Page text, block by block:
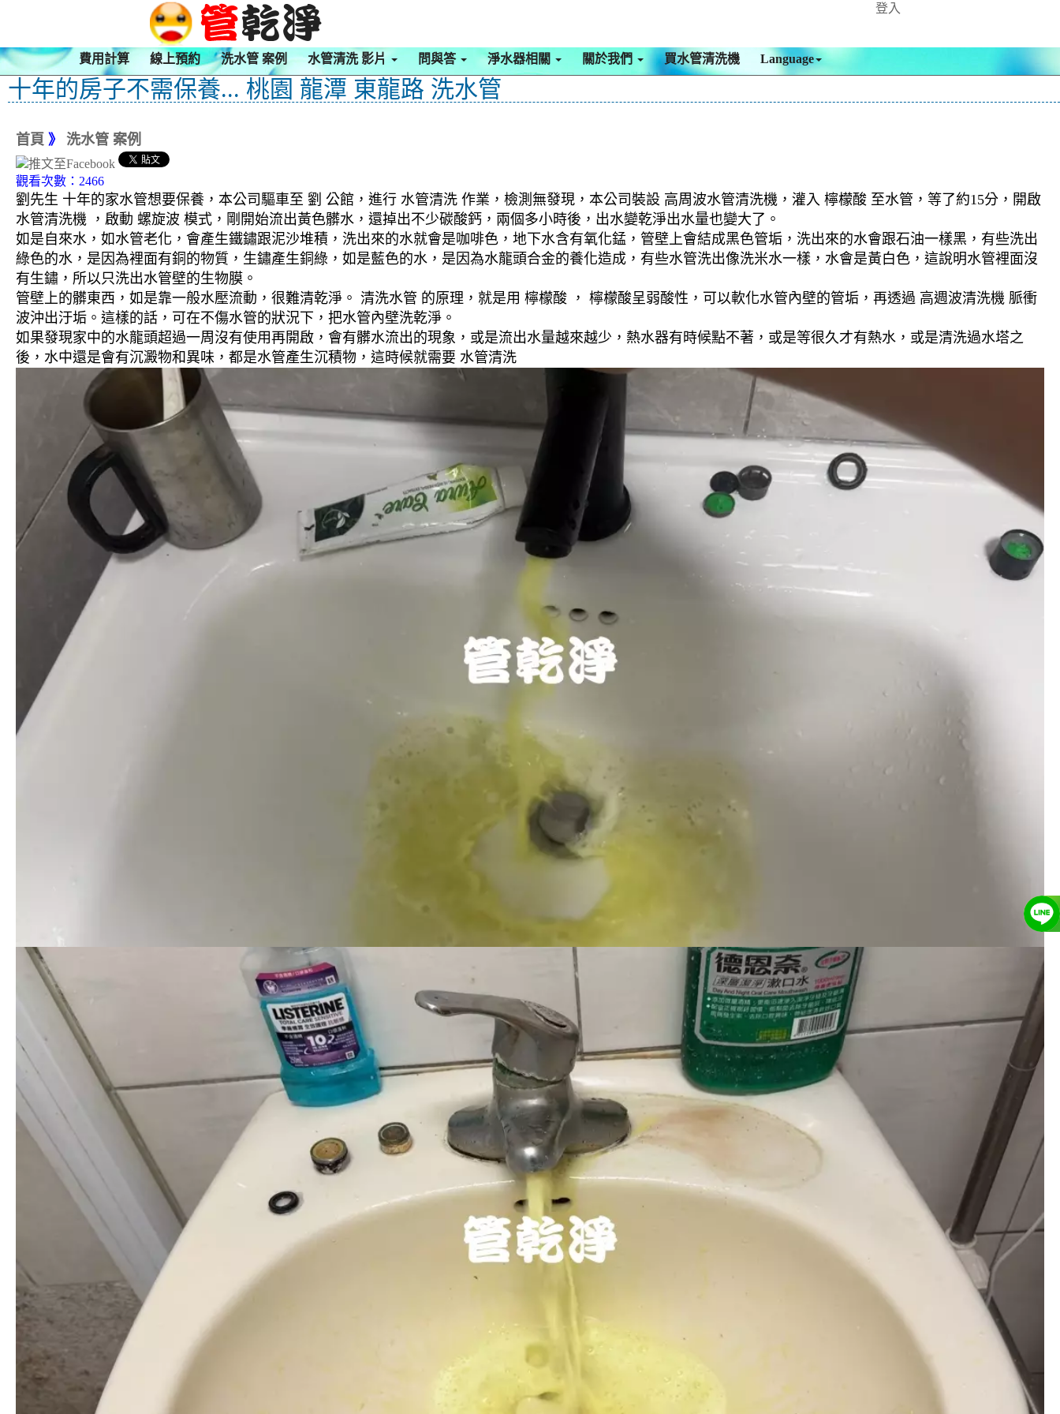
登入
費用計算 線上預約 洗水管 案例 水管清洗 影片 問與答 淨水器相關 關於我們 買水管清洗機 Language
十年的房子不需保養... 桃園 龍潭 東龍路 洗水管
首頁 》 洗水管 案例
觀看次數：2466
劉先生 十年的家水管想要保養，本公司驅車至 劉 公館，進行 水管清洗 作業，檢測無發現，本公司裝設 高周波水管清洗機，灌入 檸檬酸 至水管，等了約15分，開啟
水管清洗機 ，啟動 螺旋波 模式，剛開始流出黃色髒水，還掉出不少碳酸鈣，兩個多小時後，出水變乾淨出水量也變大了。
如是自來水，如水管老化，會產生鐵鏽跟泥沙堆積，洗出來的水就會是咖啡色，地下水含有氧化錳，管壁上會結成黑色管垢，洗出來的水會跟石油一樣黑，有些洗出
綠色的水，是因為裡面有銅的物質，生鏽產生銅綠，如是藍色的水，是因為水龍頭合金的養化造成，有些水管洗出像洗米水一樣，水會是黃白色，這說明水管裡面沒
有生鏽，所以只洗出水管壁的生物膜。
管壁上的髒東西，如是靠一般水壓流動，很難清乾淨。 清洗水管 的原理，就是用 檸檬酸 ， 檸檬酸呈弱酸性，可以軟化水管內壁的管垢，再透過 高週波清洗機 脈衝
波沖出汙垢。這樣的話，可在不傷水管的狀況下，把水管內壁洗乾淨。
如果發現家中的水龍頭超過一周沒有使用再開啟，會有髒水流出的現象，或是流出水量越來越少，熱水器有時候點不著，或是等很久才有熱水，或是清洗過水塔之
後，水中還是會有沉澱物和異味，都是水管產生沉積物，這時候就需要 水管清洗